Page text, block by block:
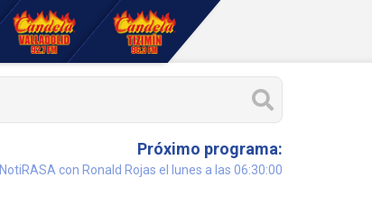
Próximo programa:
NotiRASA con Ronald Rojas el lunes a las 06:30:00